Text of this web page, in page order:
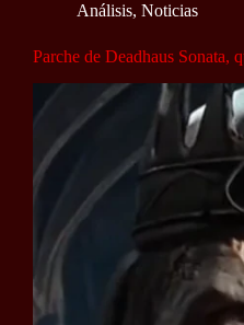
Análisis, Noticias
Parche de Deadhaus Sonata,